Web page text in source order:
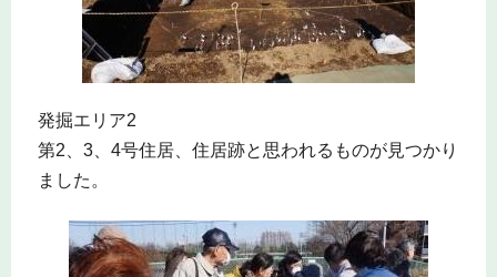
発掘エリア2
第2、3、4号住居、住居跡と思われるものが見つかり
ました。